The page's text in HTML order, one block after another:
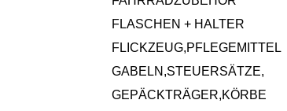
FLASCHEN + HALTER
FLICKZEUG,PFLEGEMITTEL
GABELN,STEUERSÄTZE,
GEPÄCKTRÄGER,KÖRBE